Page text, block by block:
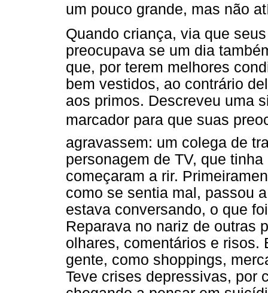
um pouco grande, mas não
Quando criança, via que
preocupava se um dia
que, por terem melhores
bem vestidos, ao contrário
aos primos. Descreveu uma
marcador para que suas
agravassem: um colega de
personagem de TV, que
começaram a rir.
como se sentia mal, passou
estava conversando, o que
Reparava no nariz de outras
olhares, comentários e risos.
gente, como shoppings,
Teve crises depressivas, por